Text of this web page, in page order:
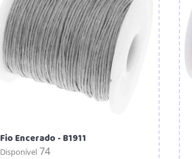
Fio Encerado - B1911
Disponível 74